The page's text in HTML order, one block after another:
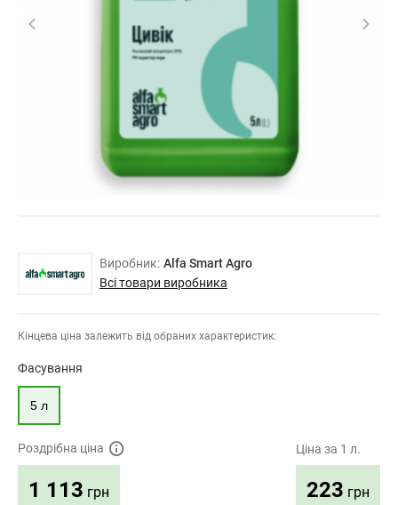
Виробник: Alfa Smart Agro
Всі товари виробника
Кінцева ціна залежить від обраних характеристик:
Фасування
5 л
Роздрібна ціна
1 113 грн
Ціна за 1 л.
223 грн